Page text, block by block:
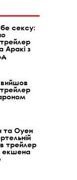
сексу:
Аракі з
вийшов
та Оуен
трейлер
екшена